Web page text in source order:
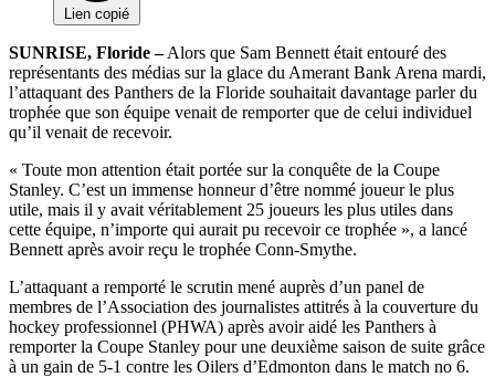
Lien copié
SUNRISE, Floride –Alors que Sam Bennett était entouré des
représentants des médias sur la glace du Amerant Bank Arena mardi,
l’attaquant des Panthers de la Floride souhaitait davantage parler du
trophée que son équipe venait de remporter que de celui individuel
qu’il venait de recevoir.
« Toute mon attention était portée sur la conquête de la Coupe
Stanley. C’est un immense honneur d’être nommé joueur le plus
utile, mais il y avait véritablement 25 joueurs les plus utiles dans
cette équipe, n’importe qui aurait pu recevoir ce trophée », a lancé
Bennett après avoir reçu le trophée Conn-Smythe.
L’attaquant a remporté le scrutin mené auprès d’un panel de
membres de l’Association des journalistes attitrés à la couverture du
hockey professionnel (PHWA) après avoir aidé les Panthers à
remporter la Coupe Stanley pour une deuxième saison de suite grâce
à un gain de 5-1 contre les Oilers d’Edmonton dans le match no 6.